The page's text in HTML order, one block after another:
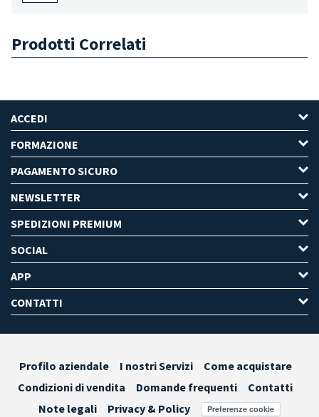
Prodotti Correlati
ACCEDI
FORMAZIONE
PAGAMENTO SICURO
NEWSLETTER
SPEDIZIONI PREMIUM
SOCIAL
APP
CONTATTI
Profilo aziendale I nostri Servizi
Come acquistare
Condizioni di vendita
Domande frequenti
Contatti
Note legali
Privacy & Policy Preferenze cookie